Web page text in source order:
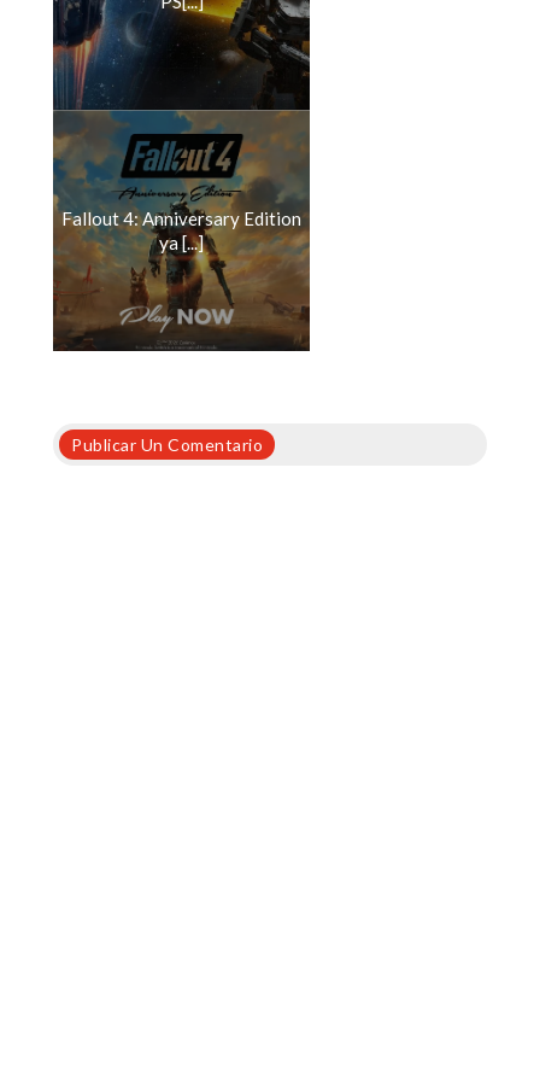
Fallout 4: Anniversary Edition
ya [...]
Publicar Un Comentario